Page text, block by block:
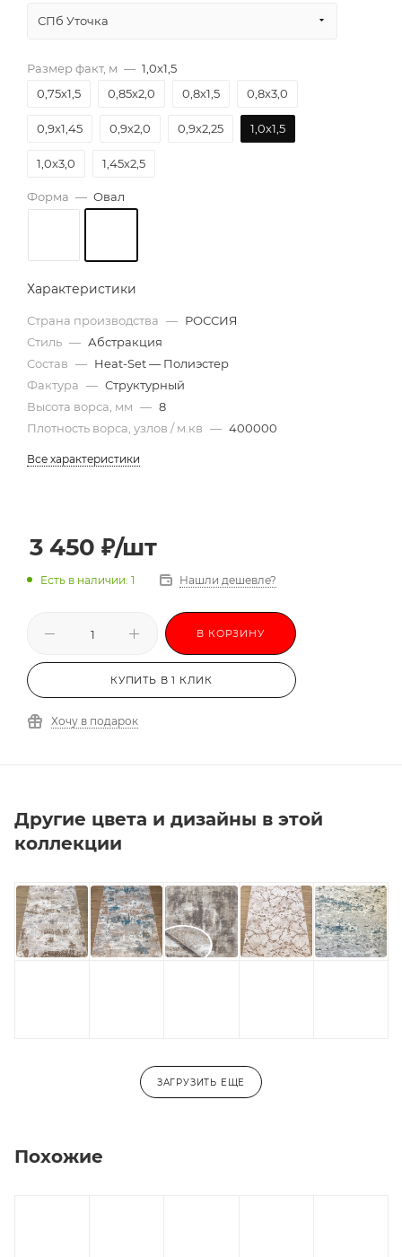
СПб Уточка
Размер факт, м — 1,0х1,5
0,75х1,5
0,85х2,0 0,8х1,5 0,8х3,0
0,9х1,45 0,9х2,0 0,9х2,25 1,0х1,5
1,0х3,0 1,45х2,5
Форма — Овал
Характеристики
Страна производства — РОССИЯ
Стиль — Абстракция
Состав — Heat-Set — Полиэстер
Фактура — Структурный
Высота ворса, мм — 8
Плотность ворса, узлов / м.кв — 400000
Все характеристики
3 450 ₽/шт
Есть в наличии: 1 Нашли дешевле?
В КОРЗИНУ
КУПИТЬ В 1 КЛИК
Хочу в подарок
Другие цвета и дизайны в этой
коллекции
ЗАГРУЗИТЬ ЕЩЕ
Похожие